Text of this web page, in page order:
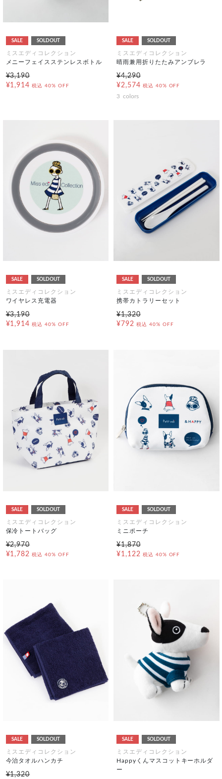
SALE SOLDOUT
ミスエディコレクション
メニーフェイスステンレスボトル
¥3,190
¥1,914 税込 40% OFF
SALE SOLDOUT
ミスエディコレクション
晴雨兼用折りたたみアンブレラ
¥4,290
¥2,574 税込 40% OFF
3 colors
SALE SOLDOUT
ミスエディコレクション
ワイヤレス充電器
¥3,190
¥1,914 税込 40% OFF
SALE SOLDOUT
ミスエディコレクション
携帯カトラリーセット
¥1,320
¥792 税込 40% OFF
SALE SOLDOUT
ミスエディコレクション
保冷トートバッグ
¥2,970
¥1,782
税込 40% OFF
SALE SOLDOUT
ミスエディコレクション
ミニポーチ
¥1,870
¥1,122 税込 40% OFF
SALE SOLDOUT
ミスエディコレクション
今治タオルハンカチ
¥1,320
SALE SOLDOUT
ミスエディコレクション
Happyくんマスコットキーホルダ
ー